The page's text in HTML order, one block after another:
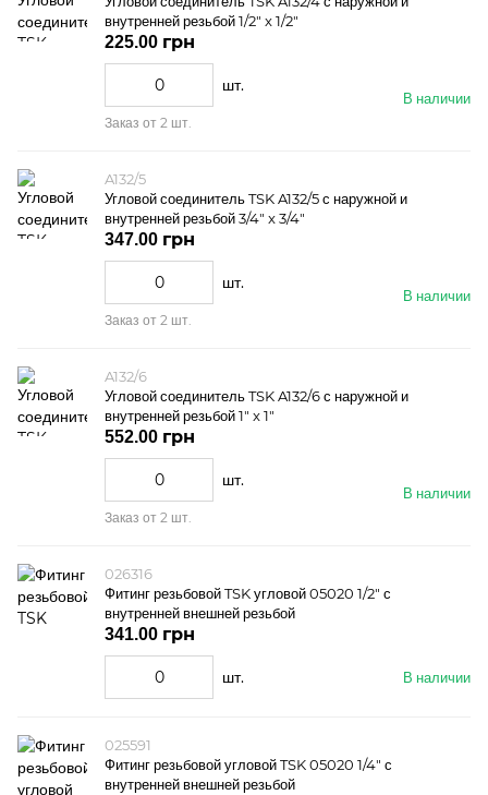
внутренней резьбой 1/2" x 1/2"
В наличии
225.00 грн
шт.
Заказ от 2 шт.
A132/5
Угловой соединитель TSK A132/5 с наружной и
внутренней резьбой 3/4" x 3/4"
В наличии
347.00 грн
шт.
Заказ от 2 шт.
A132/6
Угловой соединитель TSK A132/6 с наружной и
внутренней резьбой 1" x 1"
В наличии
552.00 грн
шт.
Заказ от 2 шт.
026316
Фитинг резьбовой TSK угловой 05020 1/2" с
внутренней внешней резьбой
В наличии
341.00 грн
шт.
025591
Фитинг резьбовой угловой TSK 05020 1/4" с
внутренней внешней резьбой